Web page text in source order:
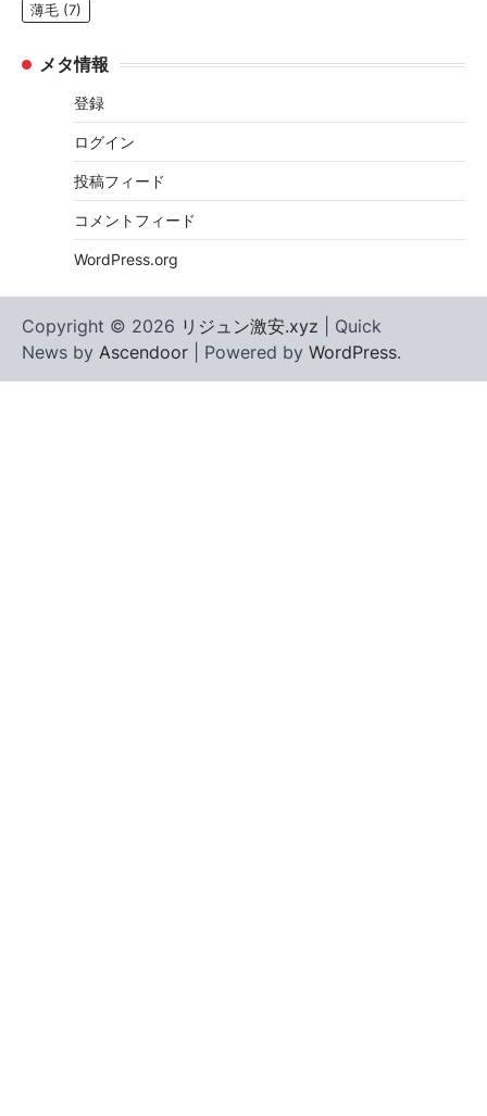
薄毛 (7)
メタ情報
登録
ログイン
投稿フィード
コメントフィード
WordPress.org
Copyright © 2026 リジュン激安.xyz | Quick
News by Ascendoor | Powered by WordPress.